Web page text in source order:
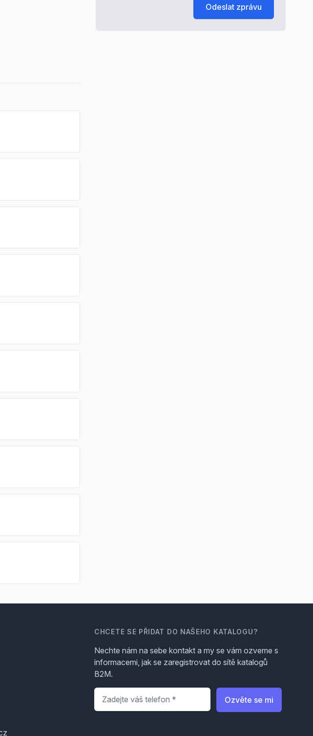
Odeslat zprávu
CHCETE SE PŘIDAT DO NAŠEHO KATALOGU?
Nechte nám na sebe kontakt a my se vám ozveme s
informacemi, jak se zaregistrovat do sítě katalogů
B2M.
Telefon
Ozvěte se mi